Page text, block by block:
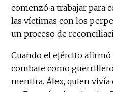
comenzó a trabajar para
las víctimas con los
un proceso de
Cuando el ejército
combate como
mentira. Álex, quien vivía